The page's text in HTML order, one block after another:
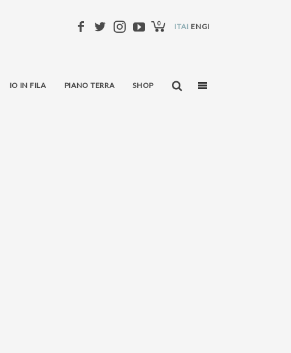
ITALIANO
ENGLISH
0
IO IN FILA PIANO TERRA SHOP